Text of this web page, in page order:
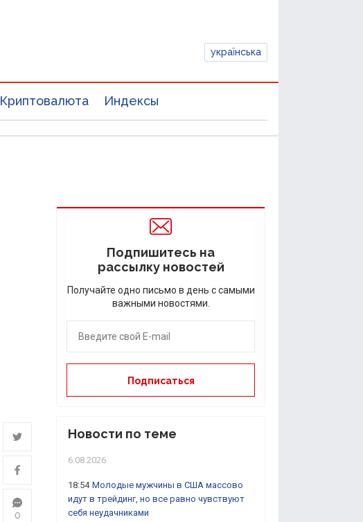
українська
Криптовалюта Индексы
0
Подпишитесь на
рассылку новостей
Получайте одно письмо в день с самыми
важными новостями.
Новости по теме
6.08.2026
18:54 Молодые мужчины в США массово
идут в трейдинг, но все равно чувствуют
себя неудачниками